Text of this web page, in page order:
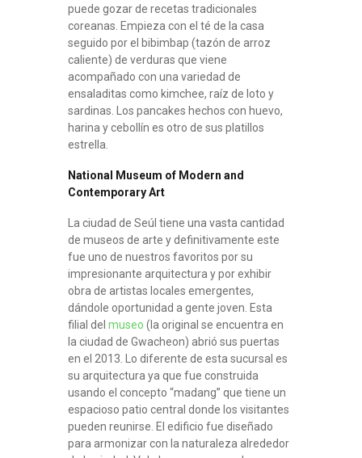
puede gozar de recetas tradicionales
coreanas. Empieza con el té de la casa
seguido por el bibimbap (tazón de arroz
caliente) de verduras que viene
acompañado con una variedad de
ensaladitas como kimchee, raíz de loto y
sardinas. Los pancakes hechos con huevo,
harina y cebollín es otro de sus platillos
estrella.
National Museum of Modern and
Contemporary Art
La ciudad de Seúl tiene una vasta cantidad
de museos de arte y definitivamente este
fue uno de nuestros favoritos por su
impresionante arquitectura y por exhibir
obra de artistas locales emergentes,
dándole oportunidad a gente joven. Esta
filial del museo (la original se encuentra en
la ciudad de Gwacheon) abrió sus puertas
en el 2013. Lo diferente de esta sucursal es
su arquitectura ya que fue construida
usando el concepto “madang” que tiene un
espacioso patio central donde los visitantes
pueden reunirse. El edificio fue diseñado
para armonizar con la naturaleza alrededor